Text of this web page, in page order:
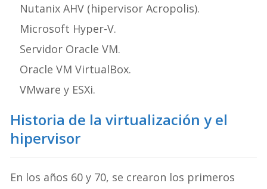
Nutanix AHV (hipervisor Acropolis).
Microsoft Hyper-V.
Servidor Oracle VM.
Oracle VM VirtualBox.
VMware y ESXi.
Historia de la virtualización y el
hipervisor
En los años 60 y 70, se crearon los primeros